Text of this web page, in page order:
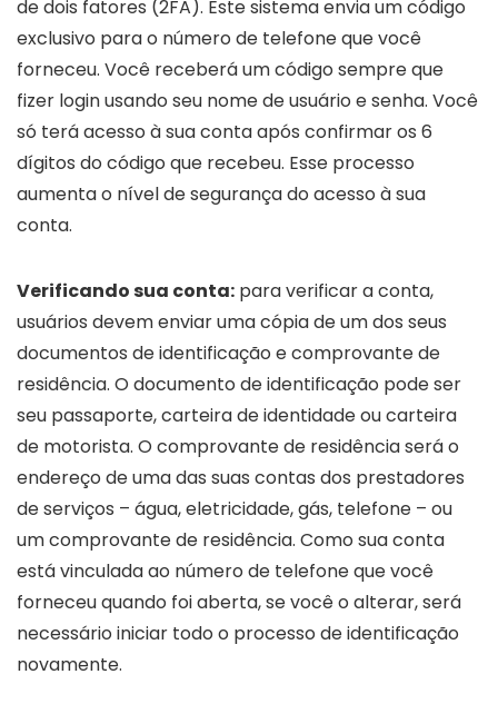
de dois fatores (2FA). Este sistema envia um código
exclusivo para o número de telefone que você
forneceu. Você receberá um código sempre que
fizer login usando seu nome de usuário e senha. Você
só terá acesso à sua conta após confirmar os 6
dígitos do código que recebeu. Esse processo
aumenta o nível de segurança do acesso à sua
conta.
Verificando sua conta: para verificar a conta,
usuários devem enviar uma cópia de um dos seus
documentos de identificação e comprovante de
residência. O documento de identificação pode ser
seu passaporte, carteira de identidade ou carteira
de motorista. O comprovante de residência será o
endereço de uma das suas contas dos prestadores
de serviços – água, eletricidade, gás, telefone – ou
um comprovante de residência. Como sua conta
está vinculada ao número de telefone que você
forneceu quando foi aberta, se você o alterar, será
necessário iniciar todo o processo de identificação
novamente.